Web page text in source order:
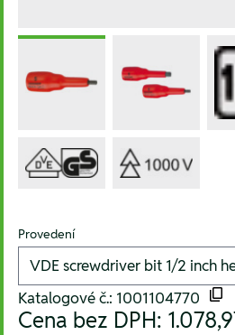
Provedení
Katalogové č.: 1001104770
Cena bez DPH: